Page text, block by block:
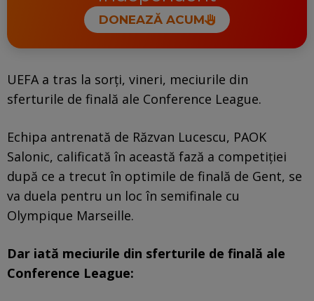
DONEAZĂ ACUM
UEFA a tras la sorți, vineri, meciurile din
sferturile de finală ale Conference League.
Echipa antrenată de Răzvan Lucescu, PAOK
Salonic, calificată în această fază a competiției
după ce a trecut în optimile de finală de Gent, se
va duela pentru un loc în semifinale cu
Olympique Marseille.
Dar iată meciurile din sferturile de finală ale
Conference League: